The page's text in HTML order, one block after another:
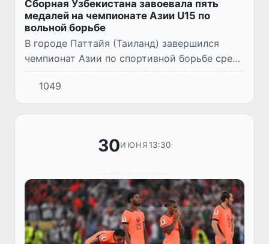
Сборная Узбекистана завоевала пять
медалей на чемпионате Азии U15 по
вольной борьбе
В городе Паттайя (Таиланд) завершился
чемпионат Азии по спортивной борьбе среди
спортсменов до 15 лет. По итогам
соревнований по вольной борьбе сборная
Узбекистана завоевала пять м...
1049
30ИЮНЯ 13:30